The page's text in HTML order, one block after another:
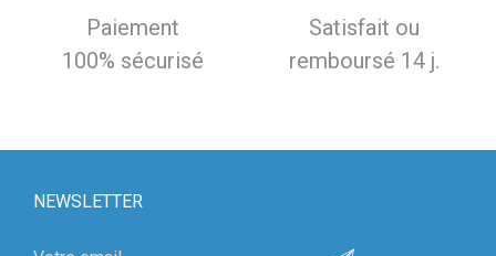
Paiement
100% sécurisé
Satisfait ou
remboursé 14 j.
NEWSLETTER